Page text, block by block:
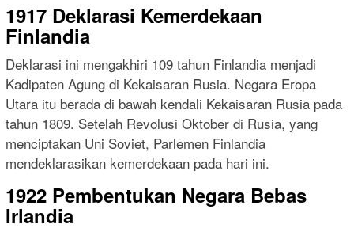
1917 Deklarasi Kemerdekaan
Finlandia
Deklarasi ini mengakhiri 109 tahun Finlandia menjadi
Kadipaten Agung di Kekaisaran Rusia. Negara Eropa
Utara itu berada di bawah kendali Kekaisaran Rusia pada
tahun 1809. Setelah Revolusi Oktober di Rusia, yang
menciptakan Uni Soviet, Parlemen Finlandia
mendeklarasikan kemerdekaan pada hari ini.
1922 Pembentukan Negara Bebas
Irlandia